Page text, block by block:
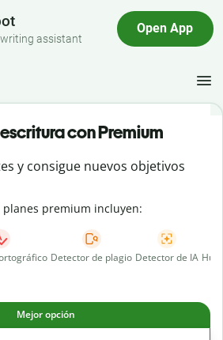
assistant
Open App
con Premium
y consigue nuevos objetivos
planes premium incluyen:
Detector de plagio Detector de IA
Mejor opción